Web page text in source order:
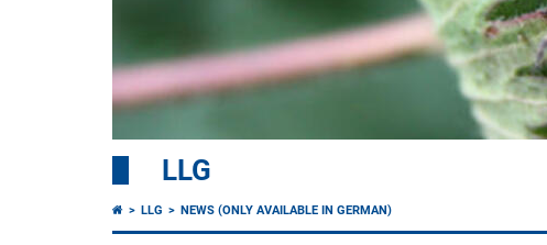
LLG
LLG NEWS (ONLY AVAILABLE IN GERMAN)